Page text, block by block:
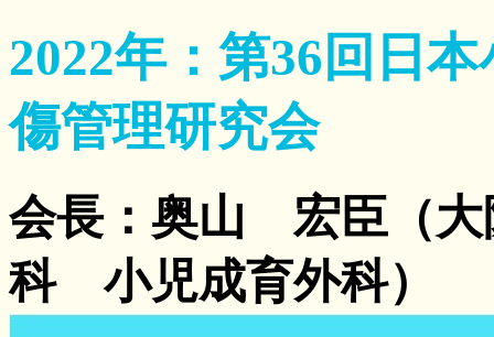
2022年：第36回日
傷管理研究会
会長：奥山 宏臣（大
科 小児成育外科）